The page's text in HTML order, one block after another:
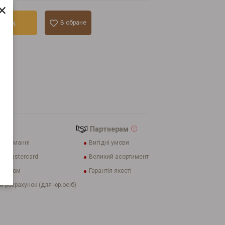
В обране
отриманні
і Mastercard
розрахунок (для юр.осіб)
Партнерам
Вигідні умови
Великий асортимент
Гарантія якості